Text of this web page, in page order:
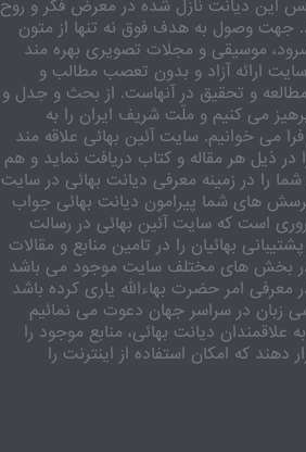
این دیانت نازل شده در معرض فکر و روح
جهت وصول به هدف فوق نه تنها از متون
سرود، موسیقی و مجلات تصویری بهره مند
ارائه آزاد و بدون تعصب مطالب و
و تحقیق در آنهاست. از بحث و جدل و
می کنیم و ملّت شریف ایران را به
می خوانیم. سایت آئین بهائی علاقه مند
ذیل هر مقاله و کتاب دریافت نماید و هم
را در زمینه معرفی دیانت بهائی در سایت
های شما پیرامون دیانت بهائی جواب
است که سایت آئین بهائی در رسالت
بهائیان را در تامین منابع و مقالات
در بخش های مختلف سایت موجود می باشد
معرفی امر حضرت بهاءالله یاری کرده باشد
زبان در سراسر جهان دعوت می نمائیم
علاقمندان دیانت بهائی، منابع موجود را
دهند که امکان استفاده از اینترنت را